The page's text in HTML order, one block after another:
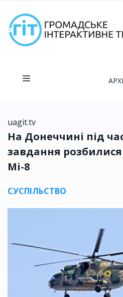
uagit.tv
На Донеччині під
завдання розбилися
Мі-8
СУСПІЛЬСТВО